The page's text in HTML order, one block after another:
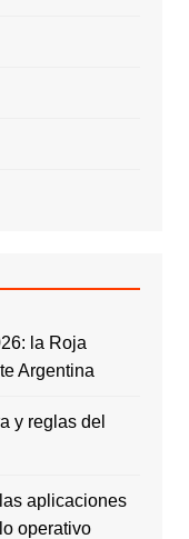
la Roja
Argentina
y reglas del
aplicaciones
operativo